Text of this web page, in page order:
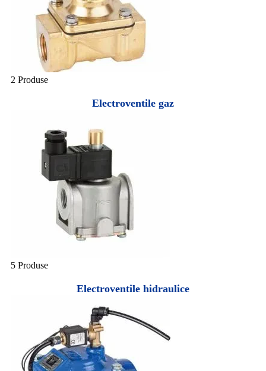
2 Produse
Electroventile gaz
5 Produse
Electroventile hidraulice